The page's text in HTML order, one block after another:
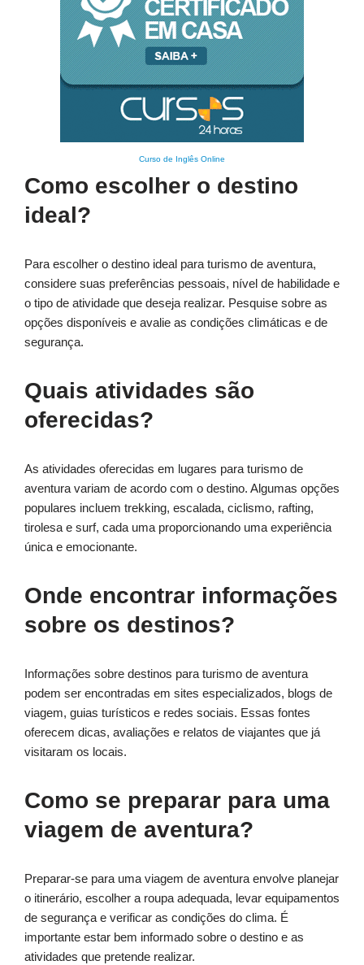
Curso de Inglês Online
Como escolher o destino
ideal?
Para escolher o destino ideal para turismo de aventura,
considere suas preferências pessoais, nível de habilidade e
o tipo de atividade que deseja realizar. Pesquise sobre as
opções disponíveis e avalie as condições climáticas e de
segurança.
Quais atividades são
oferecidas?
As atividades oferecidas em lugares para turismo de
aventura variam de acordo com o destino. Algumas opções
populares incluem trekking, escalada, ciclismo, rafting,
tirolesa e surf, cada uma proporcionando uma experiência
única e emocionante.
Onde encontrar informações
sobre os destinos?
Informações sobre destinos para turismo de aventura
podem ser encontradas em sites especializados, blogs de
viagem, guias turísticos e redes sociais. Essas fontes
oferecem dicas, avaliações e relatos de viajantes que já
visitaram os locais.
Como se preparar para uma
viagem de aventura?
Preparar-se para uma viagem de aventura envolve planejar
o itinerário, escolher a roupa adequada, levar equipamentos
de segurança e verificar as condições do clima. É
importante estar bem informado sobre o destino e as
atividades que pretende realizar.